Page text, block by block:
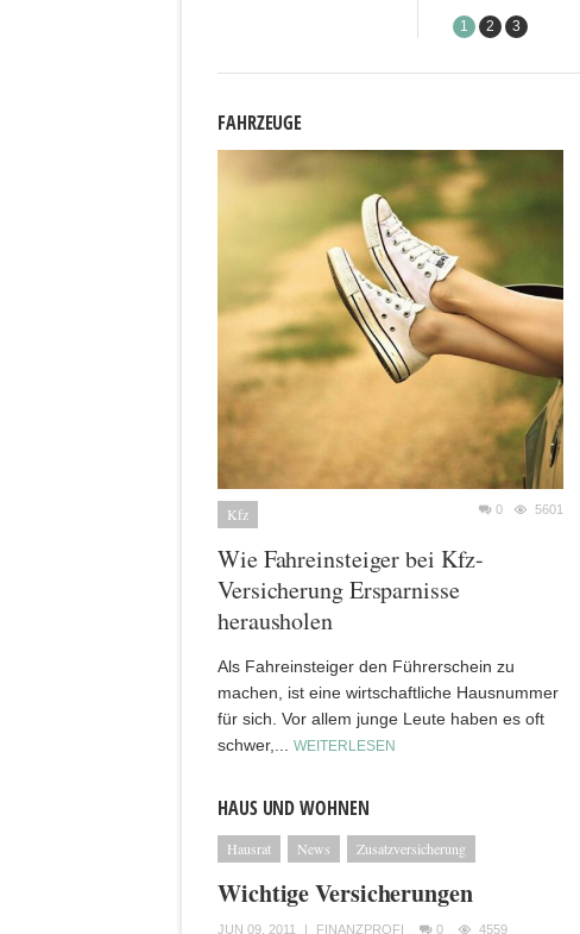
1 2 3
FAHRZEUGE
Kfz 5601
0
Wie Fahreinsteiger bei Kfz-
Versicherung Ersparnisse
herausholen
Als Fahreinsteiger den Führerschein zu
machen, ist eine wirtschaftliche Hausnummer
für sich. Vor allem junge Leute haben es oft
schwer,... WEITERLESEN
HAUS UND WOHNEN
Hausrat News Zusatzversicherung
Wichtige Versicherungen
JUN 09, 2011 FINANZPROFI 0 4559